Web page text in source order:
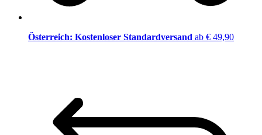
Österreich: Kostenloser Standardversand ab € 49,90